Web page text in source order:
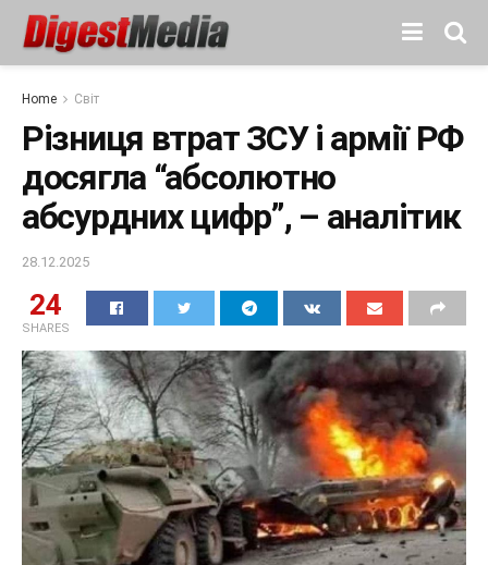
Home Світ
Різниця втрат ЗСУ і армії РФ
досягла “абсолютно
абсурдних цифр”, – аналітик
28.12.2025
24
SHARES